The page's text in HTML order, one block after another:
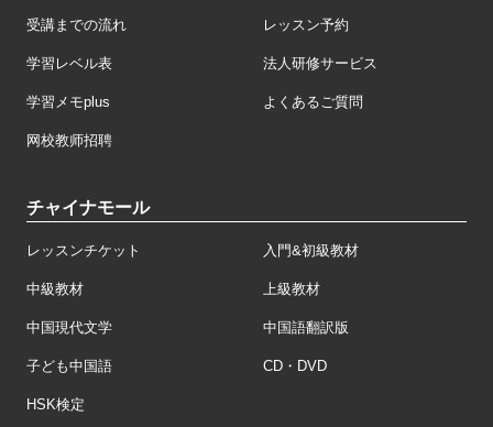
受講までの流れ レッスン予約
学習レベル表 法人研修サービス
学習メモplus よくあるご質問
网校教师招聘
チャイナモール
レッスンチケット 入門&初級教材
中級教材 上級教材
中国現代文学 中国語翻訳版
子ども中国語 CD・DVD
HSK検定